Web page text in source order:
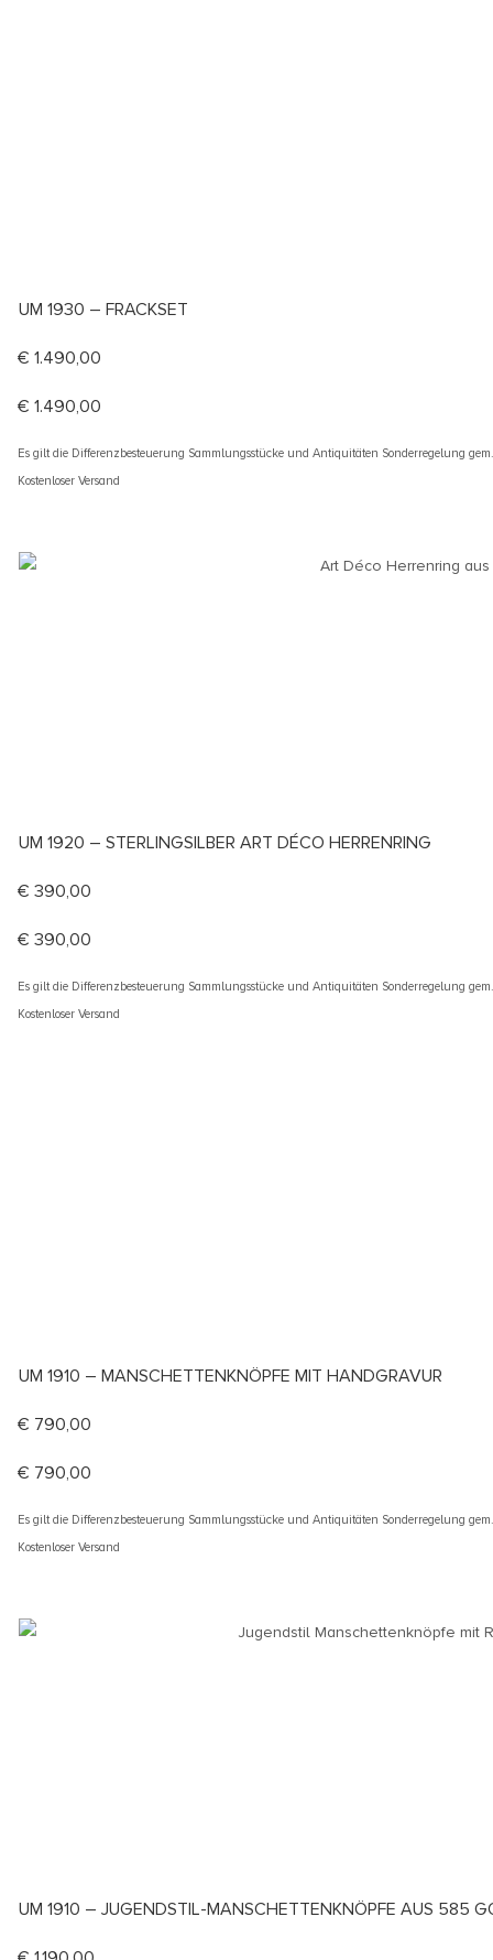
UM 1930 – FRACKSET
€ 1.490,00
€ 1.490,00
Es gilt die Differenzbesteuerung Sammlungsstücke und Antiquitäten Sonderregelung
Kostenloser Versand
UM 1920 – STERLINGSILBER ART DÉCO HERRENRING
€ 390,00
€ 390,00
Es gilt die Differenzbesteuerung Sammlungsstücke und Antiquitäten Sonderregelung
Kostenloser Versand
UM 1910 – MANSCHETTENKNÖPFE MIT HANDGRAVUR
€ 790,00
€ 790,00
Es gilt die Differenzbesteuerung Sammlungsstücke und Antiquitäten Sonderregelung
Kostenloser Versand
UM 1910 – JUGENDSTIL-MANSCHETTENKNÖPFE AUS 585